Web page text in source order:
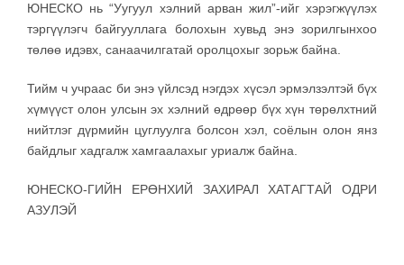
ЮНЕСКО нь “Уугуул хэлний арван жил”-ийг хэрэгжүүлэх
тэргүүлэгч байгууллага болохын хувьд энэ зорилгынхоо
төлөө идэвх, санаачилгатай оролцохыг зорьж байна.
Тийм ч учраас би энэ үйлсэд нэгдэх хүсэл эрмэлзэлтэй бүх
хүмүүст олон улсын эх хэлний өдрөөр бүх хүн төрөлхтний
нийтлэг дүрмийн цуглуулга болсон хэл, соёлын олон янз
байдлыг хадгалж хамгаалахыг уриалж байна.
ЮНЕСКО-ГИЙН ЕРӨНХИЙ ЗАХИРАЛ ХАТАГТАЙ ОДРИ
АЗУЛЭЙ